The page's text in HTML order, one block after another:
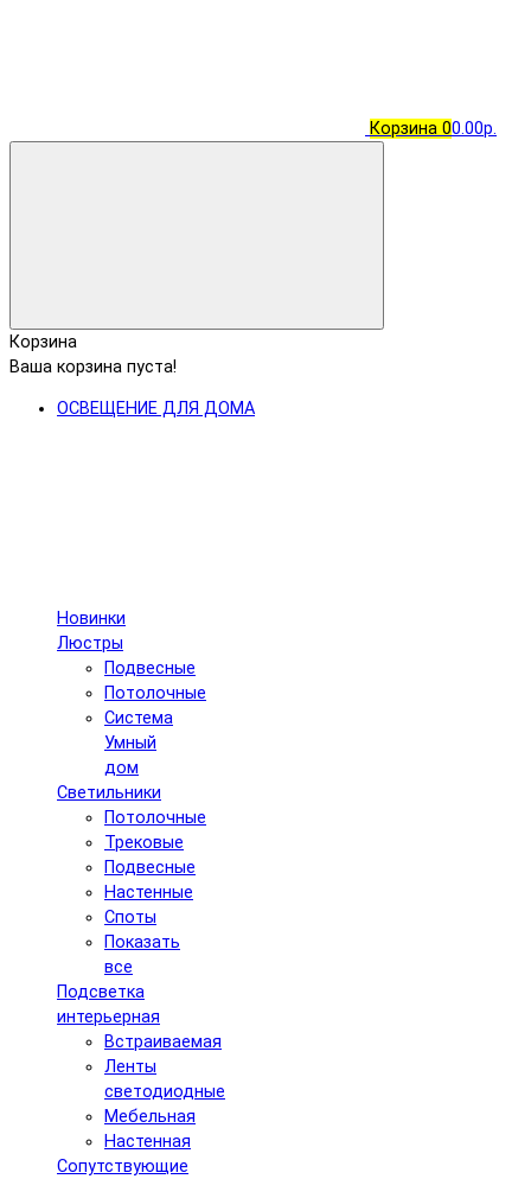
Корзина 00.00р.
Корзина
Ваша корзина пуста!
ОСВЕЩЕНИЕ ДЛЯ ДОМА
Новинки
Люстры
Подвесные
Потолочные
Система
Умный
дом
Светильники
Потолочные
Трековые
Подвесные
Настенные
Споты
Показать
все
Подсветка
интерьерная
Встраиваемая
Ленты
светодиодные
Мебельная
Настенная
Сопутствующие